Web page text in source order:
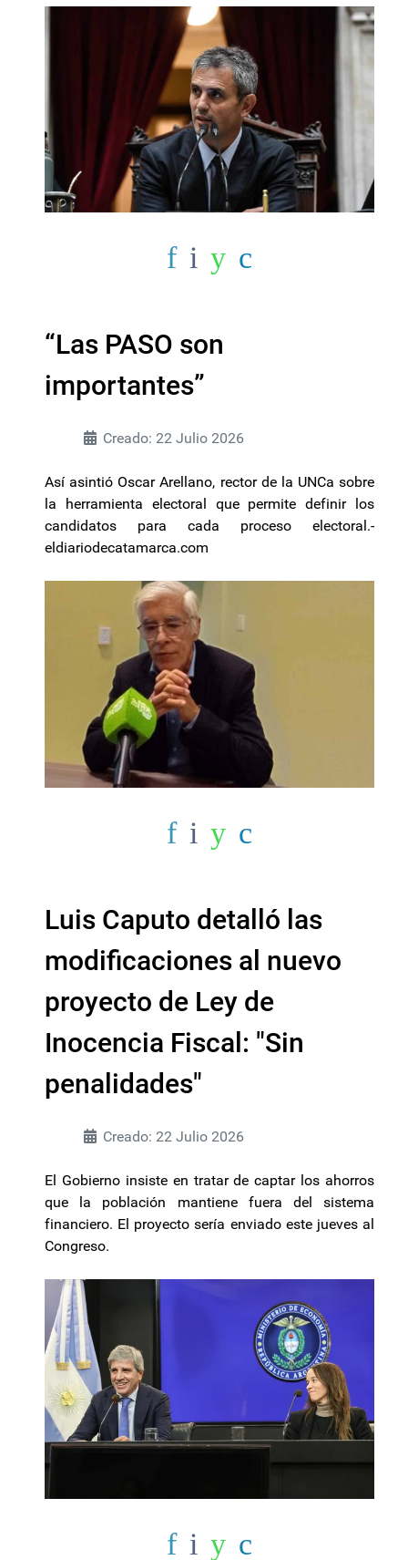
“Las PASO son
importantes”
Creado: 22 Julio 2026
Así asintió Oscar Arellano, rector de la UNCa sobre
la herramienta electoral que permite definir los
candidatos para cada proceso electoral.-
eldiariodecatamarca.com
Luis Caputo detalló las
modificaciones al nuevo
proyecto de Ley de
Inocencia Fiscal: "Sin
penalidades"
Creado: 22 Julio 2026
El Gobierno insiste en tratar de captar los ahorros
que la población mantiene fuera del sistema
financiero. El proyecto sería enviado este jueves al
Congreso.